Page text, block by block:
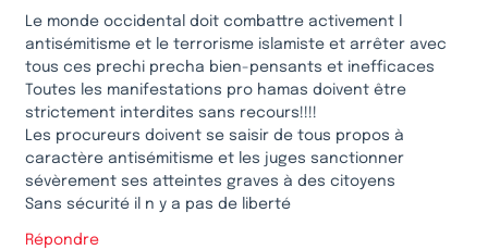
Le monde occidental doit combattre activement l
antisémitisme et le terrorisme islamiste et arrêter avec
tous ces prechi precha bien-pensants et inefficaces
Toutes les manifestations pro hamas doivent être
strictement interdites sans recours!!!!
Les procureurs doivent se saisir de tous propos à
caractère antisémitisme et les juges sanctionner
sévèrement ses atteintes graves à des citoyens
Sans sécurité il n y a pas de liberté
Répondre